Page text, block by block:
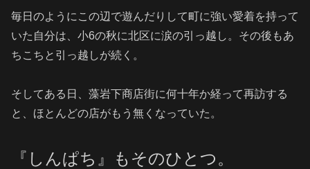
毎日のようにこの辺で遊んだりして町に強い愛着を持って
いた自分は、小6の秋に北区に涙の引っ越し。その後もあ
ちこちと引っ越しが続く。
そしてある日、藻岩下商店街に何十年か経って再訪する
と、ほとんどの店がもう無くなっていた。
『しんぱち』もそのひとつ。